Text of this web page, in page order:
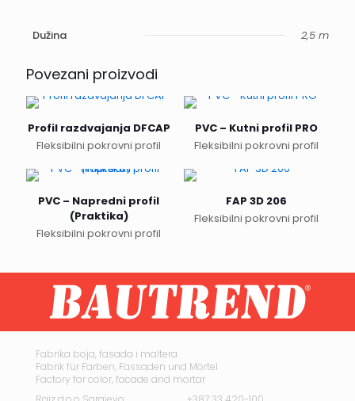
Dužina 2,5 m
Povezani proizvodi
Profil razdvajanja DFCAP
Fleksibilni pokrovni profil
PVC – Kutni profil PRO
Fleksibilni pokrovni profil
PVC – Napredni profil
(Praktika)
Fleksibilni pokrovni profil
FAP 3D 206
Fleksibilni pokrovni profil
Fabrika boja, fasada i maltera
Fabrik für Farben, Fassaden und Mörtel
Factory for color, facade and mortar